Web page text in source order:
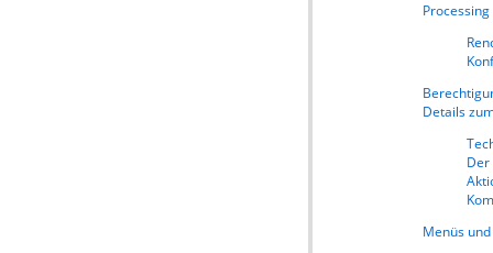
Details
Der
Menüs